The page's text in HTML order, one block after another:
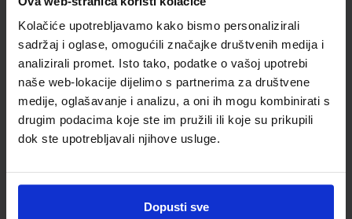
Kolačiće upotrebljavamo kako bismo personalizirali
sadržaj i oglase, omogućili značajke društvenih medija i
analizirali promet. Isto tako, podatke o vašoj upotrebi
naše web-lokacije dijelimo s partnerima za društvene
medije, oglašavanje i analizu, a oni ih mogu kombinirati s
drugim podacima koje ste im pružili ili koje su prikupili
dok ste upotrebljavali njihove usluge.
Dopusti sve
Vrsta škole
3 STRUKOVNA
Nastavni predmet
TEHNIČKE Š.ELEKTROTE
Reg br min
1247